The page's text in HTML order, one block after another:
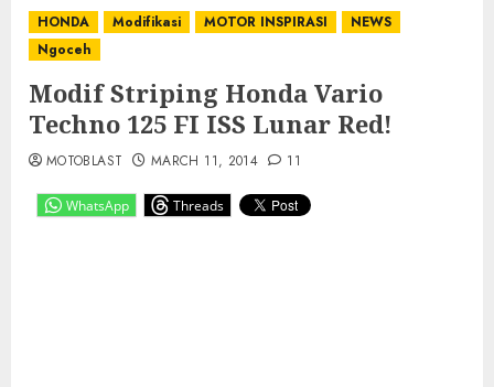
HONDA Modifikasi MOTOR INSPIRASI
NEWS
Ngoceh
Modif Striping Honda Vario
Techno 125 FI ISS Lunar Red!
WhatsApp Threads
MOTOBLAST MARCH 11, 2014 11